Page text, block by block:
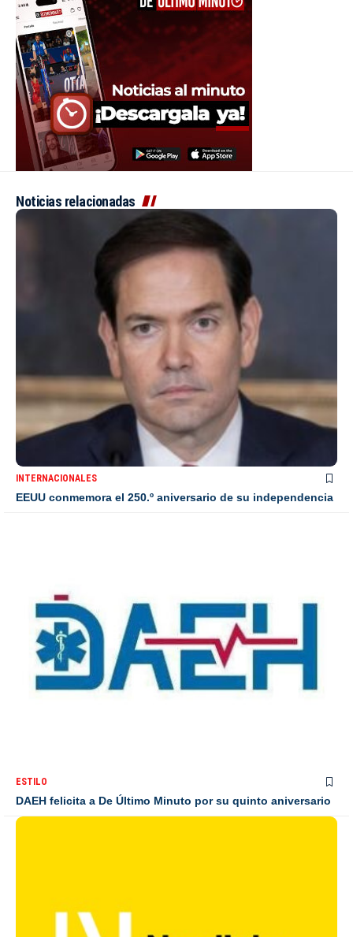
Noticias relacionadas
INTERNACIONALES
EEUU conmemora el 250.º aniversario de su independencia
ESTILO
DAEH felicita a De Último Minuto por su quinto aniversario